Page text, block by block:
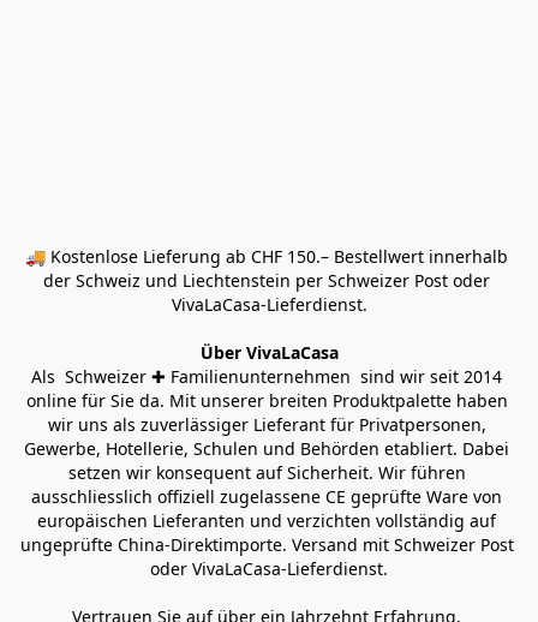
🚚 Kostenlose Lieferung ab CHF 150.– Bestellwert innerhalb
der Schweiz und Liechtenstein per Schweizer Post oder
VivaLaCasa-Lieferdienst.
Über VivaLaCasa
Als  Schweizer ✚ Familienunternehmen  sind wir seit 2014
online für Sie da. Mit unserer breiten Produktpalette haben
wir uns als zuverlässiger Lieferant für Privatpersonen,
Gewerbe, Hotellerie, Schulen und Behörden etabliert. Dabei
setzen wir konsequent auf Sicherheit. Wir führen
ausschliesslich offiziell zugelassene CE geprüfte Ware von
europäischen Lieferanten und verzichten vollständig auf
ungeprüfte China-Direktimporte. Versand mit Schweizer Post
oder VivaLaCasa-Lieferdienst.
Vertrauen Sie auf über ein Jahrzehnt Erfahrung,